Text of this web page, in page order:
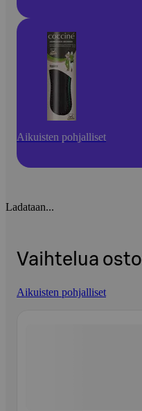
Aikuisten pohjalliset
Ladataan...
Vaihtelua
Aikuisten pohjalliset